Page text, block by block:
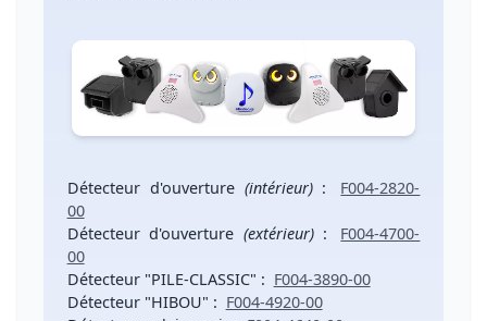
Détecteur d'ouverture (intérieur):
F004-2820-
00
Détecteur d'ouverture (extérieur):
F004-4700-
00
Détecteur "PILE-CLASSIC" : F004-3890-00
Détecteur "HIBOU" : F004-4920-00